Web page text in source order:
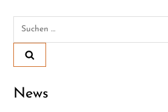
t
r
g
Suchen
News